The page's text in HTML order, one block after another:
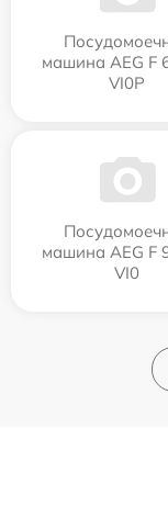
машина AEG F
VI0P
машина AEG F
VI0